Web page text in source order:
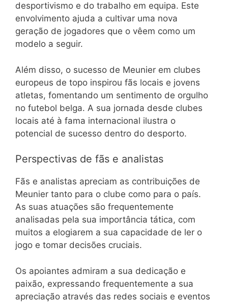
desportivismo e do trabalho em equipa. Este
envolvimento ajuda a cultivar uma nova
geração de jogadores que o vêem como um
modelo a seguir.
Além disso, o sucesso de Meunier em clubes
europeus de topo inspirou fãs locais e jovens
atletas, fomentando um sentimento de orgulho
no futebol belga. A sua jornada desde clubes
locais até à fama internacional ilustra o
potencial de sucesso dentro do desporto.
Perspectivas de fãs e analistas
Fãs e analistas apreciam as contribuições de
Meunier tanto para o clube como para o país.
As suas atuações são frequentemente
analisadas pela sua importância tática, com
muitos a elogiarem a sua capacidade de ler o
jogo e tomar decisões cruciais.
Os apoiantes admiram a sua dedicação e
paixão, expressando frequentemente a sua
apreciação através das redes sociais e eventos